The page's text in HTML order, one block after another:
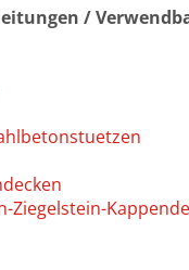
/
Ziegelstein-